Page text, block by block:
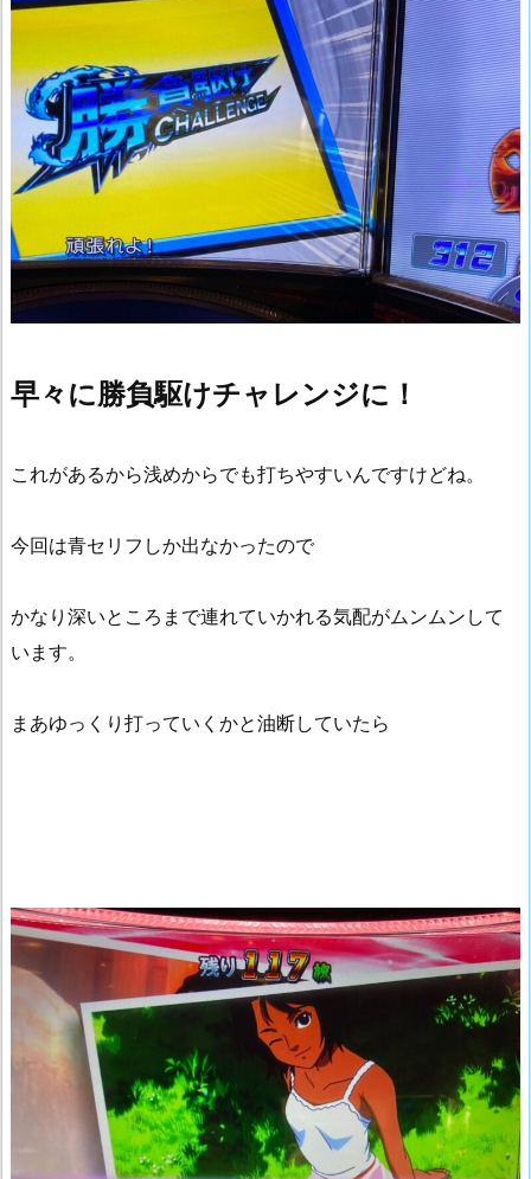
早々に勝負駆けチャレンジに！
これがあるから浅めからでも打ちやすいんですけどね。
今回は青セリフしか出なかったので
かなり深いところまで連れていかれる気配がムンムンして
います。
まあゆっくり打っていくかと油断していたら